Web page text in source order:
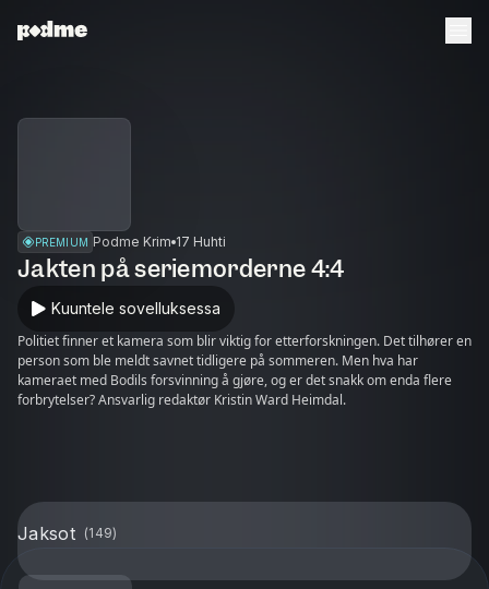
PREMIUM Podme Krim 17 Huhti
Jakten på seriemorderne 4:4
Kuuntele sovelluksessa
Politiet finner et kamera som blir viktig for etterforskningen. Det tilhører en
person som ble meldt savnet tidligere på sommeren. Men hva har
kameraet med Bodils forsvinning å gjøre, og er det snakk om enda flere
forbrytelser? Ansvarlig redaktør Kristin Ward Heimdal.
Jaksot (149)